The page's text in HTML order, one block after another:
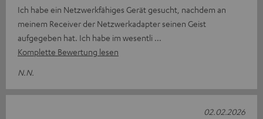
Ich habe ein Netzwerkfähiges Gerät gesucht, nachdem an
meinem Receiver der Netzwerkadapter seinen Geist
aufgegeben hat. Ich habe im wesentli
Komplette Bewertung lesen
N.N.
02.02.2026